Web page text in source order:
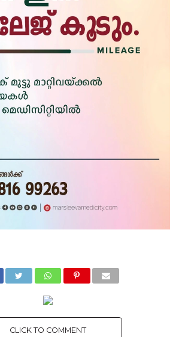
CLICK TO COMMENT